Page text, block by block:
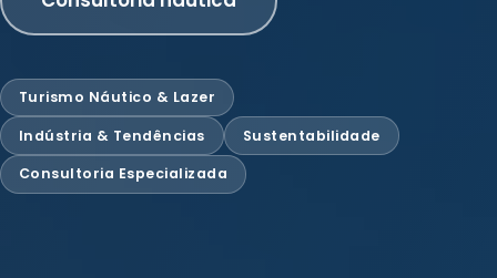
Turismo Náutico & Lazer
Indústria & Tendências Sustentabilidade
Consultoria Especializada